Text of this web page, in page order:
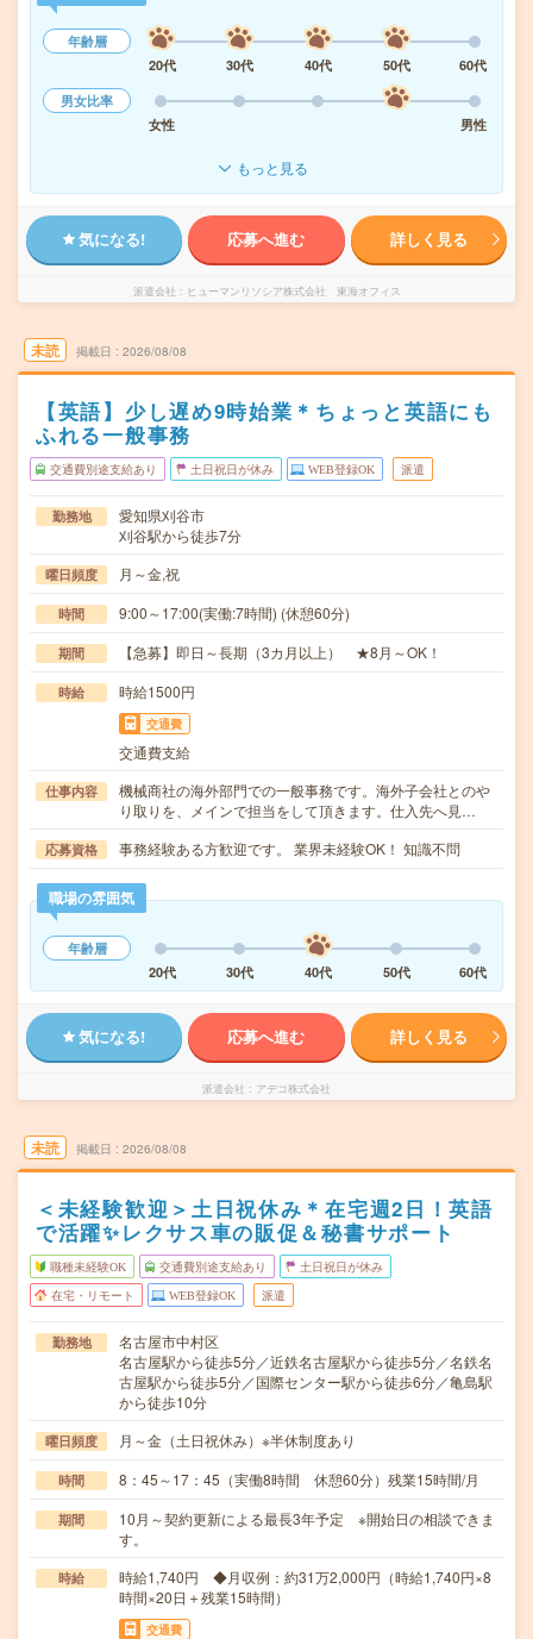
年齢層
20代
30代 40代 50代
60代
男女比率
女性
男性
もっと見る
気になる! 応募へ進む 詳しく見る
派遣会社 ヒューマンリソシア株式会社 東海オフィス
未読 掲載日 2026/08/08
【英語】少し遅め9時始業＊ちょっと英語にも
ふれる一般事務
交通費別途支給あり 土日祝日が休み WEB登録OK 派遣
勤務地
愛知県刈谷市
刈谷駅から徒歩7分
曜日頻度 月～金,祝
時間 9:00～17:00(実働:7時間) (休憩60分)
期間 【急募】即日～長期（3カ月以上） ★8月～OK！
時給 時給1500円
交通費
交通費支給
仕事内容
機械商社の海外部門での一般事務です。海外子会社とのや
り取りを、メインで担当をして頂きます。仕入先へ見…
応募資格 事務経験ある方歓迎です。 業界未経験OK！ 知識不問
職場の雰囲気
年齢層
20代
30代 40代 50代 60代
気になる! 応募へ進む 詳しく見る
派遣会社 アデコ株式会社
未読 掲載日 2026/08/08
＜未経験歓迎＞土日祝休み＊在宅週2日！英語
で活躍✨レクサス車の販促＆秘書サポート
職種未経験OK 交通費別途支給あり 土日祝日が休み
在宅・リモート WEB登録OK 派遣
勤務地
名古屋市中村区
名古屋駅から徒歩5分／近鉄名古屋駅から徒歩5分／名鉄名
古屋駅から徒歩5分／国際センター駅から徒歩6分／亀島駅
から徒歩10分
曜日頻度 月～金（土日祝休み）※半休制度あり
時間 8：45～17：45（実働8時間 休憩60分）残業15時間/月
期間
10月～契約更新による最長3年予定 ※開始日の相談できま
す。
時給
時給1,740円 ◆月収例：約31万2,000円（時給1,740円×8
時間×20日＋残業15時間）
交通費